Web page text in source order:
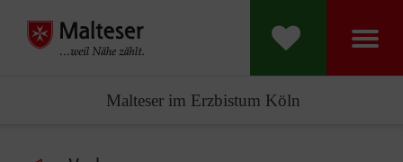
Malteser im Erzbistum Köln